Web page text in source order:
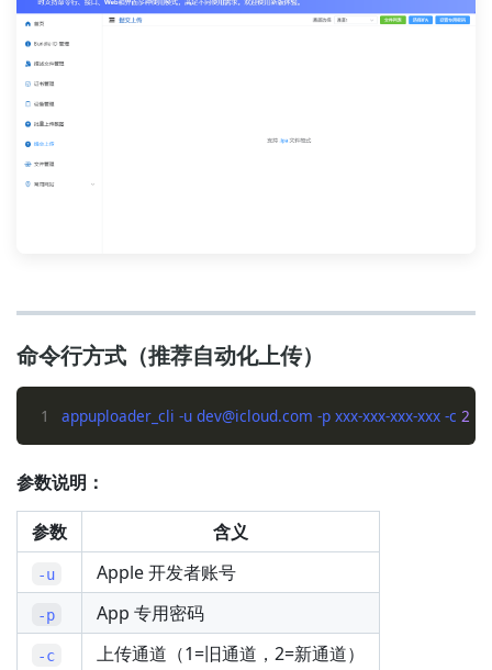
命令行方式（推荐自动化上传）
1 appuploader_cli -u dev@icloud.com -p xxx-xxx-xxx-xxx -c 2
参数说明：
参数 含义
-u Apple 开发者账号
-p App 专用密码
-c 上传通道（1=旧通道，2=新通道）